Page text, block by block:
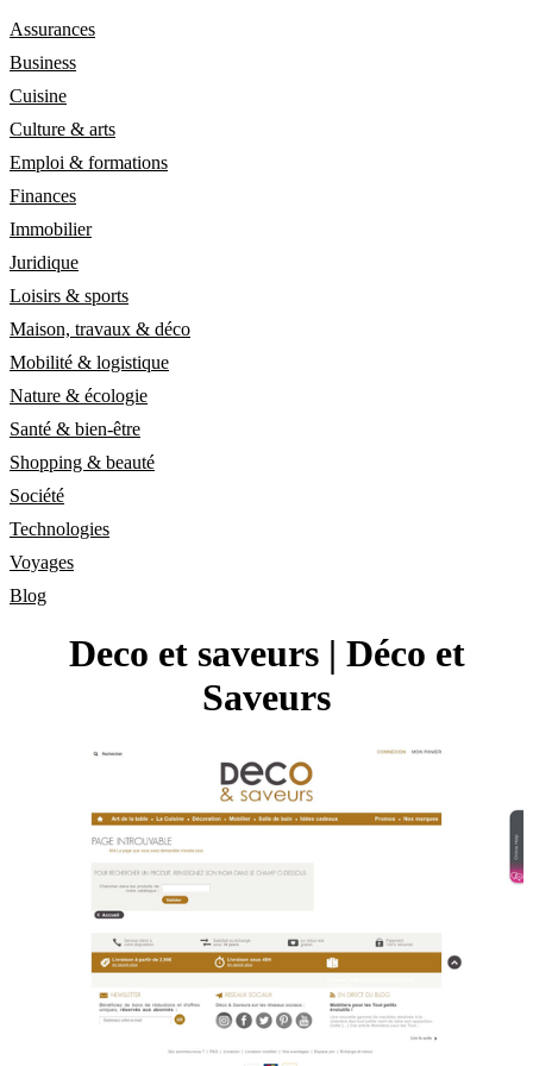
Assurances
Business
Cuisine
Culture & arts
Emploi & formations
Finances
Immobilier
Juridique
Loisirs & sports
Maison, travaux & déco
Mobilité & logistique
Nature & écologie
Santé & bien-être
Shopping & beauté
Société
Technologies
Voyages
Blog
Deco et saveurs | Déco et
Saveurs